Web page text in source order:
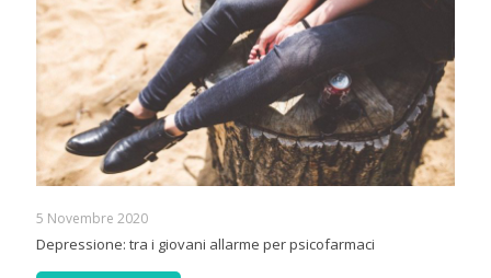
5 Novembre 2020
Depressione: tra i giovani allarme per psicofarmaci